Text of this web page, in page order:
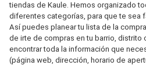
tiendas de Kaule. Hemos organizado
diferentes categorías, para que te sea
Así puedes planear tu lista de la
de irte de compras en tu barrio, distrito
encontrar toda la información que
(página web, dirección, horario de